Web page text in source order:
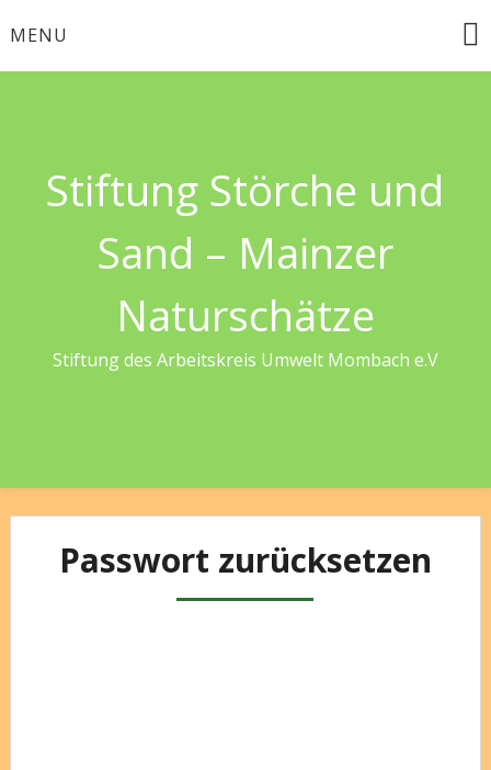
toMENU
Stiftung Störche und
Sand – Mainzer
Naturschätze
Stiftung des Arbeitskreis Umwelt Mombach e.V
Passwort zurücksetzen